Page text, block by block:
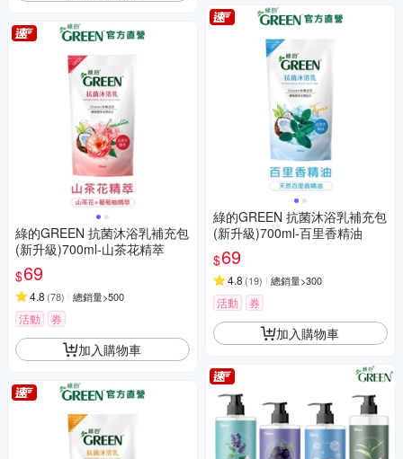
綠的GREEN 抗菌沐浴乳補充包
(新升級)700ml-山茶花精萃
$69
4.8 (78) 總銷量>500
活動 券
加入購物車
綠的GREEN 抗菌沐浴乳補充包
(新升級)700ml-百里香精油
$69
4.8 (19) 總銷量>300
活動 券
加入購物車